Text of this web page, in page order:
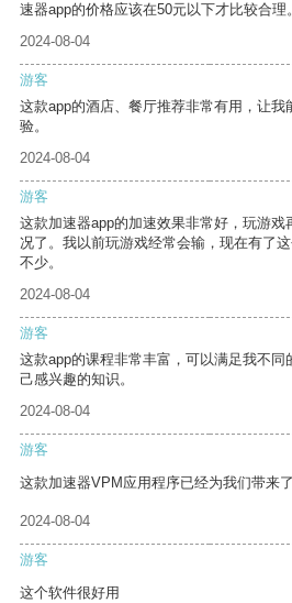
速器app的价格应该在50元以下才比较合理。
2024-08-04
游客
这款app的酒店、餐厅推荐非常有用，让
验。
2024-08-04
游客
这款加速器app的加速效果非常好，玩游
况了。我以前玩游戏经常会输，现在有了
不少。
2024-08-04
游客
这款app的课程非常丰富，可以满足我不同
己感兴趣的知识。
2024-08-04
游客
这款加速器VPM应用程序已经为我们带来
2024-08-04
游客
这个软件很好用